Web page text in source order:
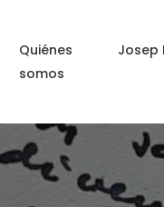
Quiénes
somos
Josep